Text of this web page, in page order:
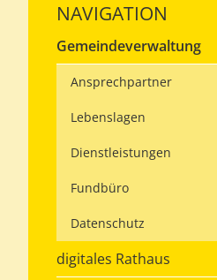
NAVIGATION
Gemeindeverwaltung
Ansprechpartner
Lebenslagen
Dienstleistungen
Fundbüro
Datenschutz
digitales Rathaus